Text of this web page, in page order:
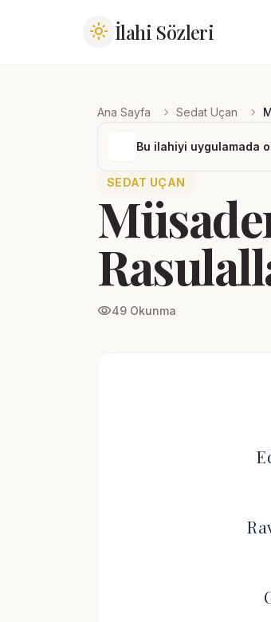
light_mode İlahi Sözleri
Ana Sayfa chevron_right Sedat Uçan chevron_right
Bu ilahiyi uygulamada
SEDAT UÇAN
visibility49 Okunma